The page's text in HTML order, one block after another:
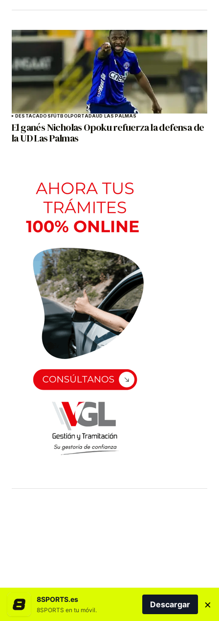
DESTACADOSFÚTBOLPORTADAUD LAS PALMAS
El ganés Nicholas Opoku refuerza la defensa de
la UD Las Palmas
8SPORTS.es
8SPORTS en tu móvil.
Descargar ×